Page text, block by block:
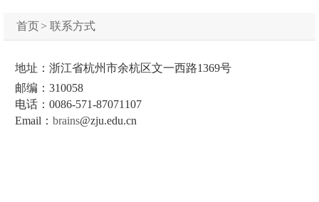
首页> 联系方式
地址：浙江省杭州市余杭区文一西路1369号
邮编：310058
电话：0086-571-87071107
Email： brains@zju.edu.cn